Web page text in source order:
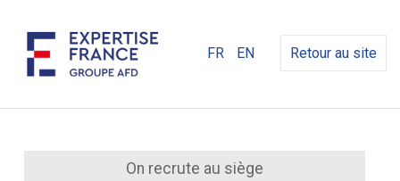
FR EN Retour au site
On recrute au siège